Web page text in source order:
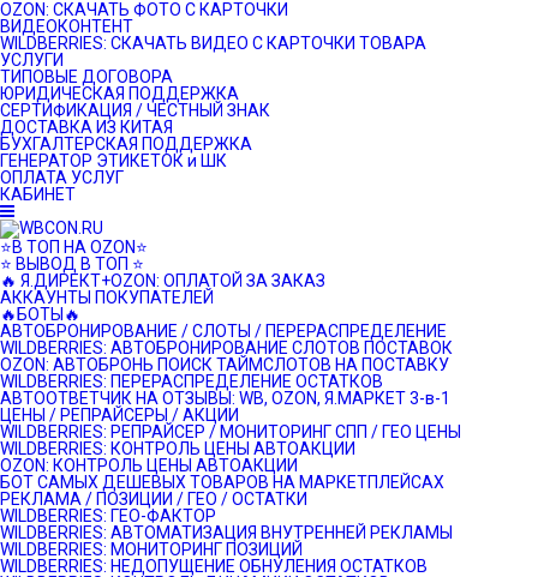
OZON: СКАЧАТЬ ФОТО С КАРТОЧКИ
ВИДЕОКОНТЕНТ
WILDBERRIES: СКАЧАТЬ ВИДЕО С КАРТОЧКИ ТОВАРА
УСЛУГИ
ТИПОВЫЕ ДОГОВОРА
ЮРИДИЧЕСКАЯ ПОДДЕРЖКА
СЕРТИФИКАЦИЯ / ЧЕСТНЫЙ ЗНАК
ДОСТАВКА ИЗ КИТАЯ
БУХГАЛТЕРСКАЯ ПОДДЕРЖКА
ГЕНЕРАТОР ЭТИКЕТОК и ШК
ОПЛАТА УСЛУГ
КАБИНЕТ
⭐️В ТОП НА OZON⭐️
⭐️ ВЫВОД В ТОП ⭐️
🔥 Я.ДИРЕКТ+OZON: ОПЛАТОЙ ЗА ЗАКАЗ
АККАУНТЫ ПОКУПАТЕЛЕЙ
🔥БОТЫ🔥
АВТОБРОНИРОВАНИЕ / СЛОТЫ / ПЕРЕРАСПРЕДЕЛЕНИЕ
WILDBERRIES: АВТОБРОНИРОВАНИЕ СЛОТОВ ПОСТАВОК
OZON: АВТОБРОНЬ ПОИСК ТАЙМСЛОТОВ НА ПОСТАВКУ
WILDBERRIES: ПЕРЕРАСПРЕДЕЛЕНИЕ ОСТАТКОВ
АВТООТВЕТЧИК НА ОТЗЫВЫ: WB, OZON, Я.МАРКЕТ 3-в-1
ЦЕНЫ / РЕПРАЙСЕРЫ / АКЦИИ
WILDBERRIES: РЕПРАЙСЕР / МОНИТОРИНГ СПП / ГЕО ЦЕНЫ
WILDBERRIES: КОНТРОЛЬ ЦЕНЫ АВТОАКЦИИ
OZON: КОНТРОЛЬ ЦЕНЫ АВТОАКЦИИ
БОТ САМЫХ ДЕШЕВЫХ ТОВАРОВ НА МАРКЕТПЛЕЙСАХ
РЕКЛАМА / ПОЗИЦИИ / ГЕО / ОСТАТКИ
WILDBERRIES: ГЕО-ФАКТОР
WILDBERRIES: АВТОМАТИЗАЦИЯ ВНУТРЕННЕЙ РЕКЛАМЫ
WILDBERRIES: МОНИТОРИНГ ПОЗИЦИЙ
WILDBERRIES: НЕДОПУЩЕНИЕ ОБНУЛЕНИЯ ОСТАТКОВ